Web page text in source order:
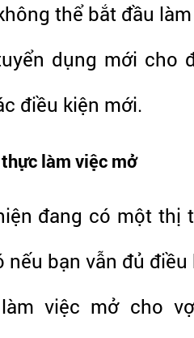
thể bắt đầu
dụng mới cho
điều kiện mới.
làm việc mở
đang có một thị
nếu bạn vẫn đủ
việc mở cho